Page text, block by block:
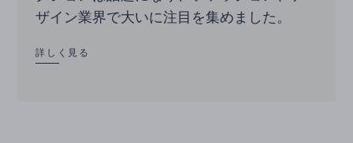
ザイン業界で大いに注目を集めました。
詳しく見る